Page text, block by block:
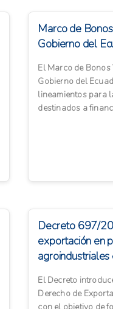
Marco de
Gobierno del
El Marco de
Gobierno del
lineamientos para
destinados a
Decreto 697/
exportación en
El Decreto
Derecho de